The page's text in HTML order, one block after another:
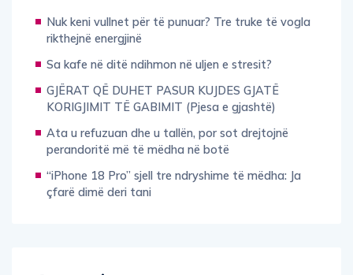
Nuk keni vullnet për të punuar? Tre truke të vogla
rikthejnë energjinë
Sa kafe në ditë ndihmon në uljen e stresit?
GJËRAT QË DUHET PASUR KUJDES GJATË
KORIGJIMIT TË GABIMIT (Pjesa e gjashtë)
Ata u refuzuan dhe u tallën, por sot drejtojnë
perandoritë më të mëdha në botë
“iPhone 18 Pro” sjell tre ndryshime të mëdha: Ja
çfarë dimë deri tani